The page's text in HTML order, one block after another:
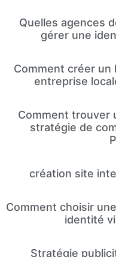
Quelles agences
gérer une
Comment créer un
entreprise
Comment trouver
stratégie de
création site
Comment choisir
identité
Stratégie